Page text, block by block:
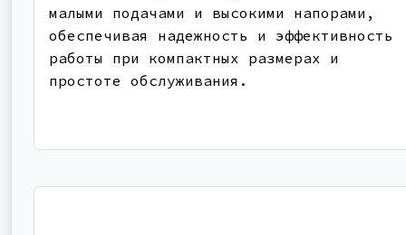
малыми подачами и высокими напорами,
обеспечивая надежность и эффективность
работы при компактных размерах и
простоте обслуживания.